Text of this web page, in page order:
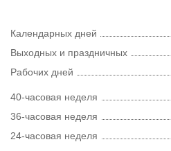
Календарных дней
Выходных и праздничных
Рабочих дней
40-часовая неделя
36-часовая неделя
24-часовая неделя